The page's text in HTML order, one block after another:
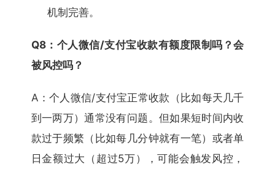
机制完善。
Q8：个人微信/支付宝收款有额度限制吗？会
被风控吗？
A：个人微信/支付宝正常收款（比如每天几千
到一两万）通常没有问题。但如果短时间内收
款过于频繁（比如每几分钟就有一笔）或者单
日金额过大（超过5万），可能会触发风控，